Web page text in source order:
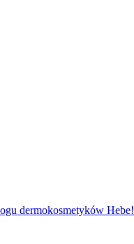
dermokosmetyków Hebe!